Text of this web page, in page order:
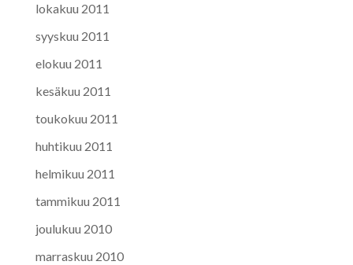
lokakuu 2011
syyskuu 2011
elokuu 2011
kesäkuu 2011
toukokuu 2011
huhtikuu 2011
helmikuu 2011
tammikuu 2011
joulukuu 2010
marraskuu 2010